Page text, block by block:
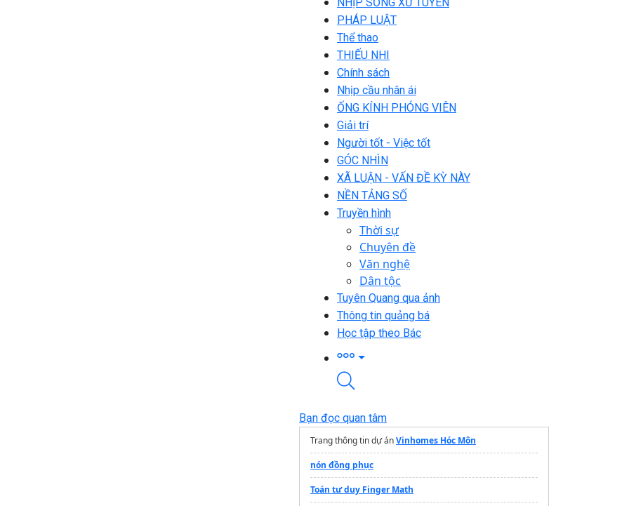
PHÁP LUẬT
Thể thao
THIẾU NHI
Chính sách
Nhịp cầu nhân ái
ỐNG KÍNH PHÓNG VIÊN
Giải trí
Người tốt - Việc tốt
GÓC NHÌN
XÃ LUẬN - VẤN ĐỀ KỲ NÀY
NỀN TẢNG SỐ
Truyền hình
Thời sự
Chuyên đề
Văn nghệ
Dân tộc
Tuyên Quang qua ảnh
Thông tin quảng bá
Học tập theo Bác
Bạn đọc quan tâm
Trang thông tin dự ánVinhomes Hóc Môn
nón đồng phục
Toán tư duy Finger Math